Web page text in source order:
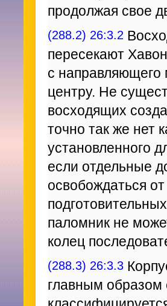
продолжая свое
(288.2) 26:3.2
пересекают
с направляющего
центру. Не
восходящих
точно так же нет
установленного
если отдельные
освобождаться
паломник не
колец
(288.3) 26:3.3
главным